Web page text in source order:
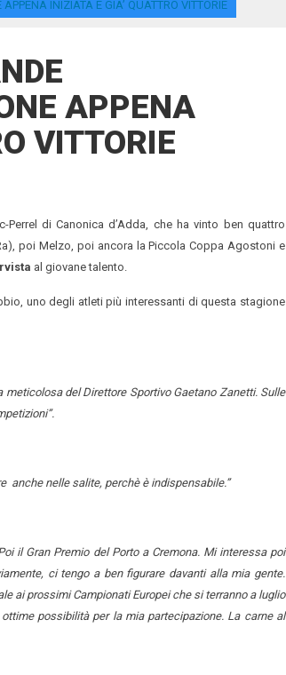
INIZIATA E GIA’ QUATTRO VITTORIE
APPENA
VITTORIE
Perrel di Canonica d’Adda, che ha vinto ben quattro
poi Melzo, poi ancora la Piccola Coppa Agostoni e
al giovane talento.
uno degli atleti più interessanti di questa stagione
del Direttore Sportivo Gaetano Zanetti. Sulle
anche nelle salite, perchè è indispensabile.”
il Gran Premio del Porto a Cremona. Mi interessa poi
ci tengo a ben figurare davanti alla mia gente.
ai prossimi Campionati Europei che si terranno a luglio
possibilità per la mia partecipazione. La carne al